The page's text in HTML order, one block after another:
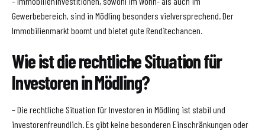
Gewerbebereich, sind in Mödling besonders vielversprechend. Der
Immobilienmarkt boomt und bietet gute Renditechancen.
Wie ist die rechtliche Situation für
Investoren in Mödling?
– Die rechtliche Situation für Investoren in Mödling ist stabil und
investorenfreundlich. Es gibt keine besonderen Einschränkungen oder